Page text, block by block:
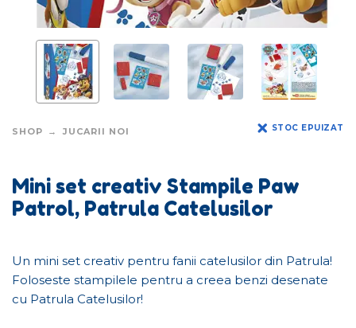
SHOP JUCARII NOI STOC EPUIZAT
Mini set creativ Stampile Paw
Patrol, Patrula Catelusilor
Un mini set creativ pentru fanii catelusilor din Patrula!
Foloseste stampilele pentru a creea benzi desenate
cu Patrula Catelusilor!